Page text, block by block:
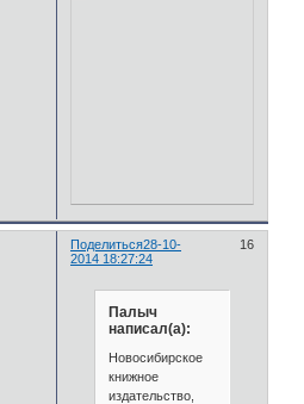
Поделиться 16
28-10-
2014 18:27:24
Палыч
написал(а):
Новосибирское
книжное
издательство,